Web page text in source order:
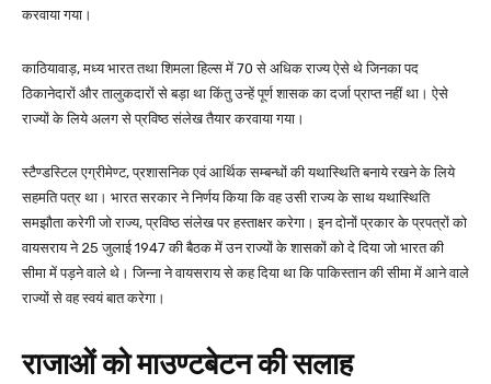
करवाया गया।
काठियावाड़, मध्य भारत तथा शिमला हिल्स में 70 से अधिक राज्य ऐसे थे जिनका पद
ठिकानेदारों और तालुकदारों से बड़ा था किंतु उन्हें पूर्ण शासक का दर्जा प्राप्त नहीं था। ऐसे
राज्यों के लिये अलग से प्रविष्ठ संलेख तैयार करवाया गया।
स्टैण्डस्टिल एग्रीमेण्ट, प्रशासनिक एवं आर्थिक सम्बन्धों की यथास्थिति बनाये रखने के लिये
सहमति पत्र था। भारत सरकार ने निर्णय किया कि वह उसी राज्य के साथ यथास्थिति
समझौता करेगी जो राज्य, प्रविष्ठ संलेख पर हस्ताक्षर करेगा। इन दोनों प्रकार के प्रपत्रों को
वायसराय ने 25 जुलाई 1947 की बैठक में उन राज्यों के शासकों को दे दिया जो भारत की
सीमा में पड़ने वाले थे। जिन्ना ने वायसराय से कह दिया था कि पाकिस्तान की सीमा में आने वाले
राज्यों से वह स्वयं बात करेगा।
राजाओं को माउण्टबेटन की सलाह